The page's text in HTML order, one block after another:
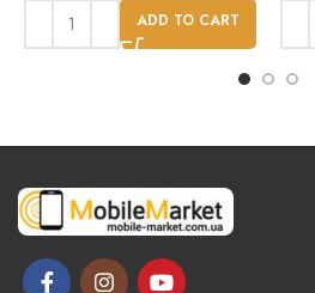
ADD TO CART